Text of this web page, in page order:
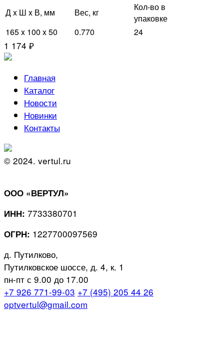
Д x Ш x В, мм Вес, кг
Кол-во в
упаковке
165 x 100 x 50
0.770 24
1 174 ₽
Главная
Каталог
Новости
Новинки
Контакты
© 2024. vertul.ru
ООО «ВЕРТУЛ»
ИНН: 7733380701
ОГРН: 1227700097569
д. Путилково,
Путилковское шоссе, д. 4, к. 1
пн-пт с 9.00 до 17.00
+7 926 771-99-03 +7 (495) 205 44 26
optvertul@gmail.com